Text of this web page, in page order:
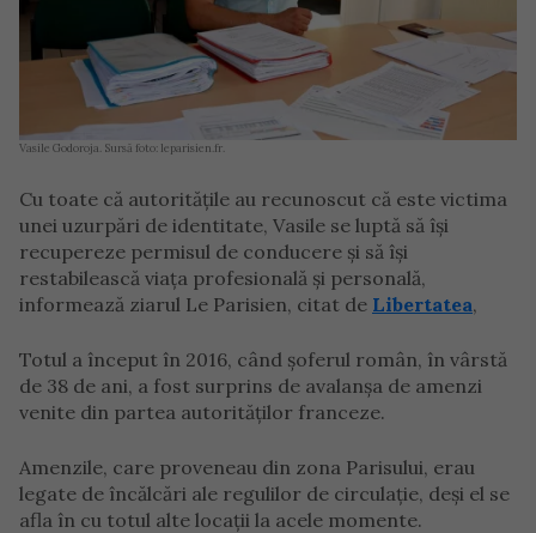
Vasile Godoroja. Sursă foto: leparisien.fr.
Cu toate că autoritățile au recunoscut că este victima
unei uzurpări de identitate, Vasile se luptă să își
recupereze permisul de conducere și să își
restabilească viața profesională și personală,
informează ziarul Le Parisien, citat de Libertatea,
Totul a început în 2016, când șoferul român, în vârstă
de 38 de ani, a fost surprins de avalanșa de amenzi
venite din partea autorităților franceze.
Amenzile, care proveneau din zona Parisului, erau
legate de încălcări ale regulilor de circulație, deși el se
afla în cu totul alte locații la acele momente.